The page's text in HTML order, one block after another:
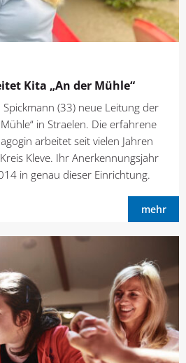
Kita „An der Mühle“
Spickmann (33) neue Leitung der
in Straelen. Die erfahrene
arbeitet seit vielen Jahren
Kleve. Ihr Anerkennungsjahr
in genau dieser Einrichtung.
mehr